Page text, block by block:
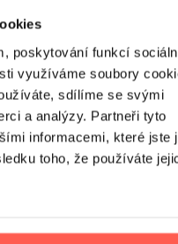
poskytování funkcí
využíváme soubory
sdílíme se svými
a analýzy. Partneři tyto
informacemi, které jste
toho, že používáte
385 Kč
From Zero (Coloured
589 Kč